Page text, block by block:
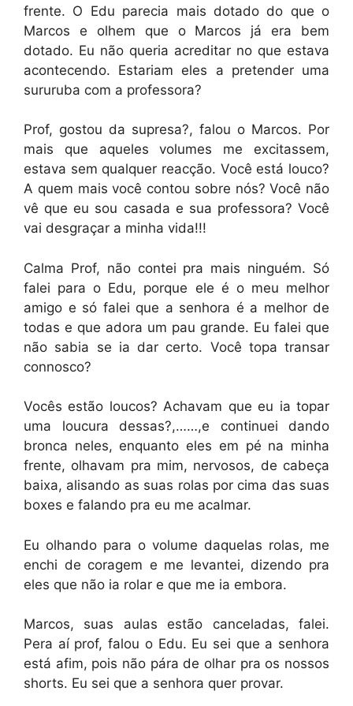
frente. O Edu parecia mais dotado do que o
Marcos e olhem que o Marcos já era bem
dotado. Eu não queria acreditar no que estava
acontecendo. Estariam eles a pretender uma
sururuba com a professora?
Prof, gostou da supresa?, falou o Marcos. Por
mais que aqueles volumes me excitassem,
estava sem qualquer reacção. Você está louco?
A quem mais você contou sobre nós? Você não
vê que eu sou casada e sua professora? Você
vai desgraçar a minha vida!!!
Calma Prof, não contei pra mais ninguém. Só
falei para o Edu, porque ele é o meu melhor
amigo e só falei que a senhora é a melhor de
todas e que adora um pau grande. Eu falei que
não sabia se ia dar certo. Você topa transar
connosco?
Vocês estão loucos? Achavam que eu ia topar
uma loucura dessas?,……,e continuei dando
bronca neles, enquanto eles em pé na minha
frente, olhavam pra mim, nervosos, de cabeça
baixa, alisando as suas rolas por cima das suas
boxes e falando pra eu me acalmar.
Eu olhando para o volume daquelas rolas, me
enchi de coragem e me levantei, dizendo pra
eles que não ia rolar e que me ia embora.
Marcos, suas aulas estão canceladas, falei.
Pera aí prof, falou o Edu. Eu sei que a senhora
está afim, pois não pára de olhar pra os nossos
shorts. Eu sei que a senhora quer provar.